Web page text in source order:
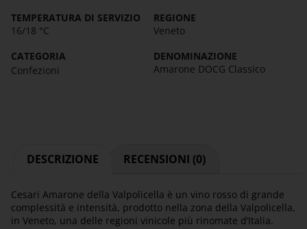
TEMPERATURA DI SERVIZIO
16/18 °C
REGIONE
Veneto
CATEGORIA
Confezioni
DENOMINAZIONE
Amarone DOCG Classico
DESCRIZIONE RECENSIONI (0)
Cesari Amarone della Valpolicella è un vino rosso di grande
complessità e intensità, prodotto nella zona della Valpolicella,
in Veneto, una delle regioni vinicole più rinomate d’Italia.